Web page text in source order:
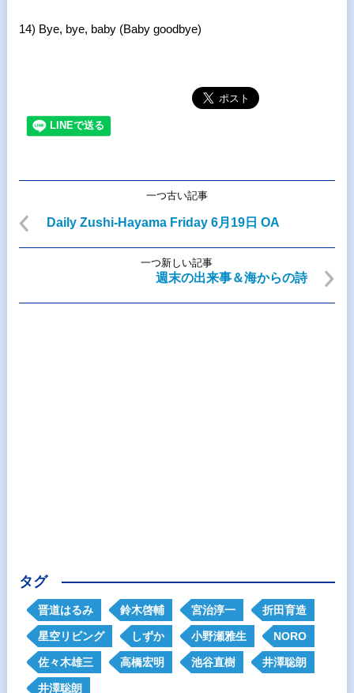
14) Bye, bye, baby (Baby goodbye)
一つ古い記事
Daily Zushi-Hayama Friday 6月19日 OA
一つ新しい記事
週末の出来事＆海からの詩
タグ
晋道はるみ 鈴木啓輔 宮治淳一 折田育造
星空リビング しずか 小野瀬雅生 NORO
佐々木雄三 高橋宏明 池谷直樹 井澤聡朗
井澤聡朗